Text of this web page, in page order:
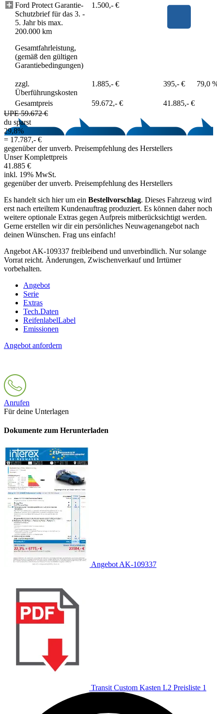
Ford Protect Garantie-
Schutzbrief für das 3. -
5. Jahr bis max.
200.000 km
Gesamtfahrleistung,
(gemäß den gültigen
Garantiebedingungen)
1.500,- €
zzgl.
Überführungskosten
1.885,- € 395,- € 79,0
Gesamtpreis 59.672,- €
41.885,- €
UPE 59.672 €
du sparst
29,8%
= 17.787,- €
gegenüber der unverb. Preisempfehlung des Herstellers
Unser Komplettpreis
41.885 €
inkl. 19% MwSt.
gegenüber der unverb. Preisempfehlung des Herstellers
Es handelt sich hier um ein Bestellvorschlag. Dieses Fahrzeug wird
erst nach erteiltem Kundenauftrag produziert. Es können daher noch
weitere optionale Extras gegen Aufpreis mitberücksichtigt werden.
Gerne erstellen wir dir ein persönliches Neuwagenangebot nach
deinen Wünschen. Frag uns einfach!
Angebot AK-109337 freibleibend und unverbindlich. Nur solange
Vorrat reicht. Änderungen, Zwischenverkauf und Irrtümer
vorbehalten.
Angebot
Serie
Extras
Tech.Daten
ReifenlabelLabel
Emissionen
Angebot anfordern
Anrufen
Für deine Unterlagen
Dokumente zum Herunterladen
Angebot AK-109337
Transit Custom Kasten L2 Preisliste 1